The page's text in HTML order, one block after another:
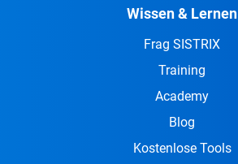
Wissen & Lernen
Frag SISTRIX
Training
Academy
Blog
Kostenlose Tools